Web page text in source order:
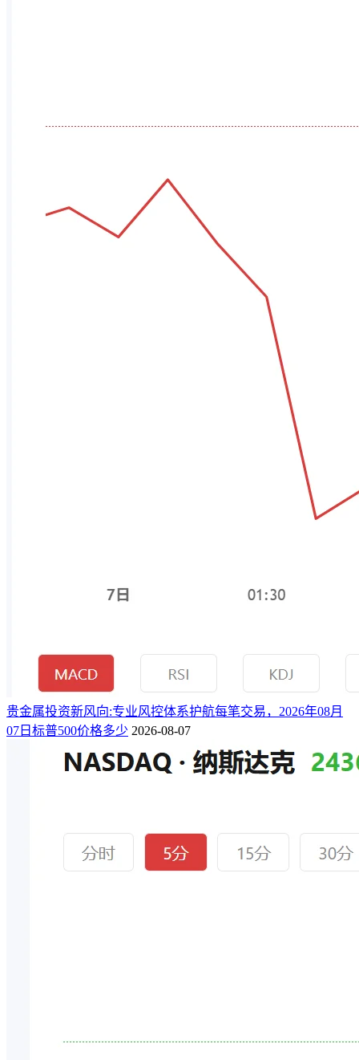
贵金属投资新风向:专业风控体系护航每笔交易，2026年08月
07日标普500价格多少 2026-08-07